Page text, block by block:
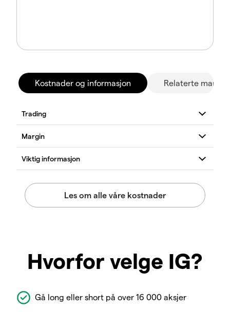
Kostnader og informasjon Relaterte
Hvorfor velge IG?
Gå long eller short på over 16 000 aksjer